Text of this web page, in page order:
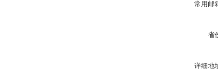
常用邮
省
详细地